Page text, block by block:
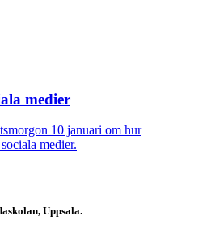
medier
10 januari om hur
medier.
Uppsala.